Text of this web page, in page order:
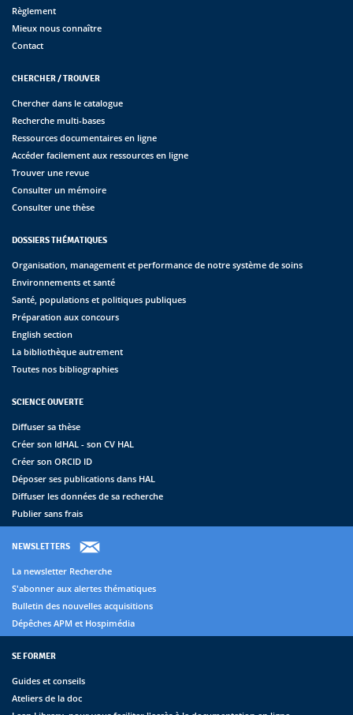
Règlement
Mieux nous connaître
Contact
CHERCHER / TROUVER
Chercher dans le catalogue
Recherche multi-bases
Ressources documentaires en ligne
Accéder facilement aux ressources en ligne
Trouver une revue
Consulter un mémoire
Consulter une thèse
DOSSIERS THÉMATIQUES
Organisation, management et performance de notre système de soins
Environnements et santé
Santé, populations et politiques publiques
Préparation aux concours
English section
La bibliothèque autrement
Toutes nos bibliographies
SCIENCE OUVERTE
Diffuser sa thèse
Créer son IdHAL - son CV HAL
Créer son ORCID ID
Déposer ses publications dans HAL
Diffuser les données de sa recherche
Publier sans frais
NEWSLETTERS
La newsletter Recherche
S'abonner aux alertes thématiques
Bulletin des nouvelles acquisitions
Dépêches APM et Hospimédia
SE FORMER
Guides et conseils
Ateliers de la doc